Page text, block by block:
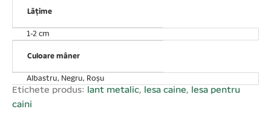
Lățime
1-2 cm
Culoare mâner
Albastru, Negru, Roșu
Etichete produs: lant metalic, lesa caine, lesa pentru
caini